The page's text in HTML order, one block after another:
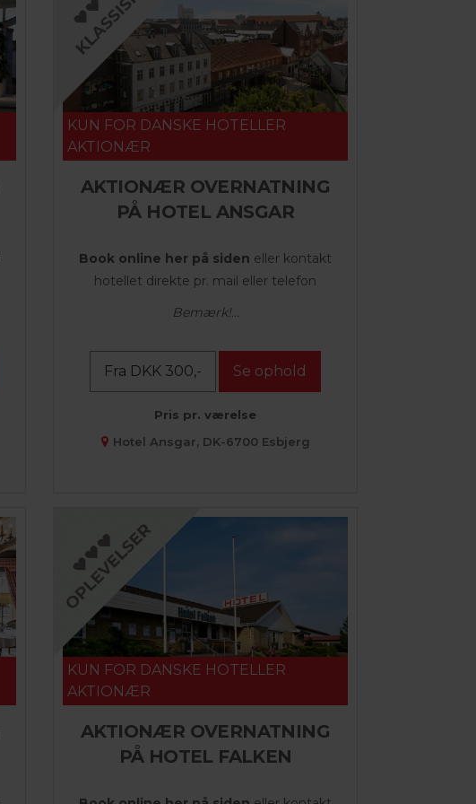
KUN FOR DANSKE HOTELLER
AKTIONÆR
AKTIONÆR OVERNATNING
PÅ HOTEL ANSGAR
Book online her på siden eller kontakt
hotellet direkte pr. mail eller telefon
Bemærk!...
Fra DKK 300,- Se ophold
Pris pr. værelse
Hotel Ansgar, DK-6700 Esbjerg
KUN FOR DANSKE HOTELLER
AKTIONÆR
AKTIONÆR OVERNATNING
PÅ HOTEL FALKEN